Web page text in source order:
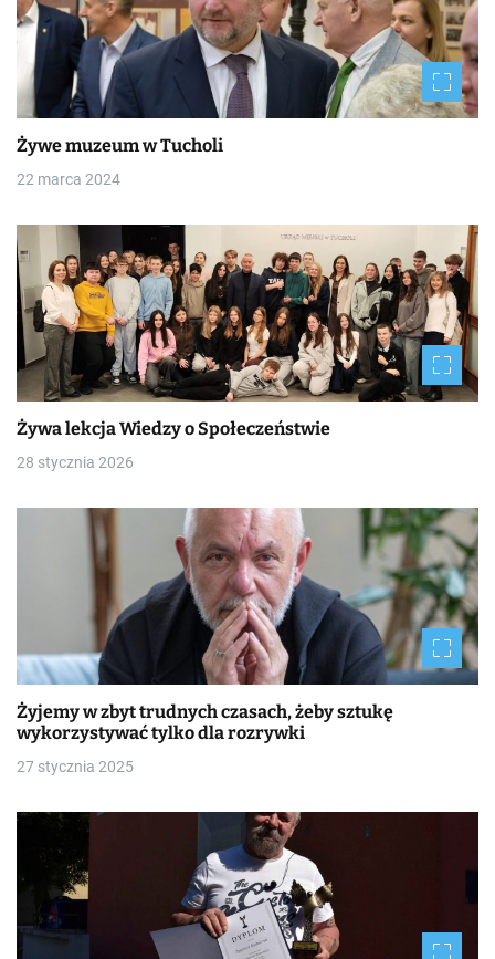
Żywe muzeum w Tucholi
22 marca 2024
Żywa lekcja Wiedzy o Społeczeństwie
28 stycznia 2026
Żyjemy w zbyt trudnych czasach, żeby sztukę
wykorzystywać tylko dla rozrywki
27 stycznia 2025